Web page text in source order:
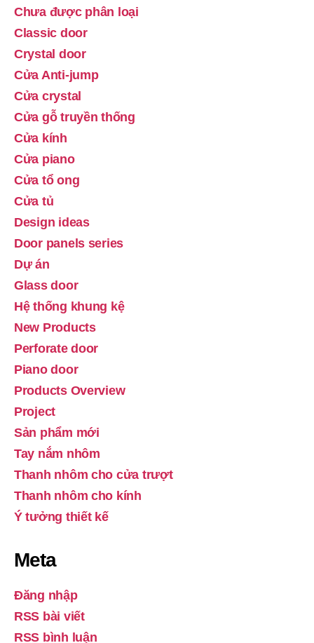
Chưa được phân loại
Classic door
Crystal door
Cửa Anti-jump
Cửa crystal
Cửa gỗ truyền thống
Cửa kính
Cửa piano
Cửa tổ ong
Cửa tủ
Design ideas
Door panels series
Dự án
Glass door
Hệ thống khung kệ
New Products
Perforate door
Piano door
Products Overview
Project
Sản phẩm mới
Tay nắm nhôm
Thanh nhôm cho cửa trượt
Thanh nhôm cho kính
Ý tưởng thiết kế
Meta
Đăng nhập
RSS bài viết
RSS bình luận